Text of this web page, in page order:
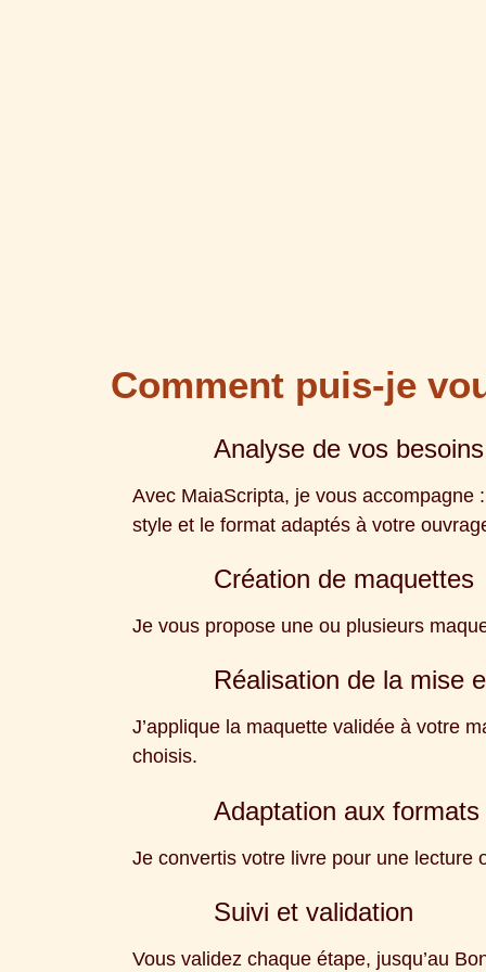
Comment puis-je
Analyse de vos besoins
Avec MaiaScripta, je vous accompagne
style et le format adaptés à votre
Création de maquettes
Je vous propose une ou plusieurs
Réalisation de la mise
J’applique la maquette validée à votre
choisis.
Adaptation aux
Je convertis votre livre pour une lecture
Suivi et validation
Vous validez chaque étape, jusqu’au